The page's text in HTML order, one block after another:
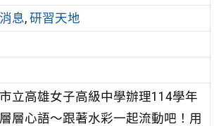
息, 研習天地
立高雄女子高級中學辦理114學年
層心語～跟著水彩一起流動吧！用